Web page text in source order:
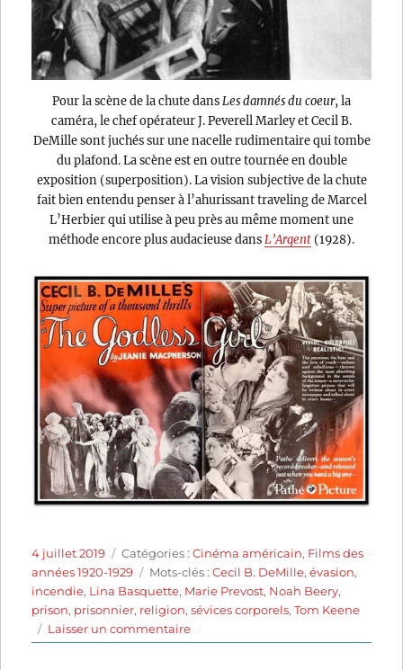
Pour la scène de la chute dans Les damnés du coeur, la
caméra, le chef opérateur J. Peverell Marley et Cecil B.
DeMille sont juchés sur une nacelle rudimentaire qui tombe
du plafond. La scène est en outre tournée en double
exposition (superposition). La vision subjective de la chute
fait bien entendu penser à l’ahurissant traveling de Marcel
L’Herbier qui utilise à peu près au même moment une
méthode encore plus audacieuse dans L’Argent(1928).
Publié
le
4 juillet 2019 Catégories
Catégories :Cinéma américain, Films des
années 1920-1929
Étiquettes
Mots-clés :Cecil B. DeMille,évasion,
incendie, Lina Basquette, Marie Prevost, Noah Beery,
prison, prisonnier, religion,sévices corporels,Tom Keene
Laisser un commentairesur
Les